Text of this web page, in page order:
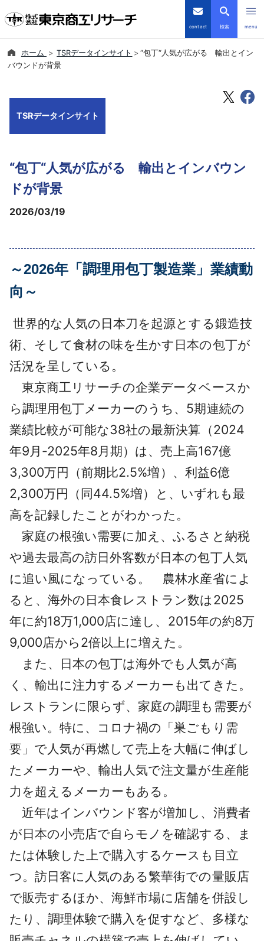
contact 検索 menu
導入事例
採用情報
English
ホーム TSRデータインサイト
“包丁“人気が広がる 輸出とイン
バウンドが背景
TSRデータインサイト
“包丁“人気が広がる 輸出とインバウン
ドが背景
2026/03/19
～2026年「調理用包丁製造業」業績動
向～
世界的な人気の日本刀を起源とする鍛造技
術、そして食材の味を生かす日本の包丁が
活況を呈している。
東京商工リサーチの企業データベースか
ら調理用包丁メーカーのうち、5期連続の
業績比較が可能な38社の最新決算（2024
年9月-2025年8月期）は、売上高167億
3,300万円（前期比2.5%増）、利益6億
2,300万円（同44.5%増）と、いずれも最
高を記録したことがわかった。
家庭の根強い需要に加え、ふるさと納税
や過去最高の訪日外客数が日本の包丁人気
に追い風になっている。 農林水産省によ
ると、海外の日本食レストラン数は2025
年に約18万1,000店に達し、2015年の約8万
9,000店から2倍以上に増えた。
また、日本の包丁は海外でも人気が高
く、輸出に注力するメーカーも出てきた。
レストランに限らず、家庭の調理も需要が
根強い。特に、コロナ禍の「巣ごもり需
要」で人気が再燃して売上を大幅に伸ばし
たメーカーや、輸出人気で注文量が生産能
力を超えるメーカーもある。
近年はインバウンド客が増加し、消費者
が日本の小売店で自らモノを確認する、ま
たは体験した上で購入するケースも目立
つ。訪日客に人気のある繁華街での量販店
で販売するほか、海鮮市場に店舗を併設し
たり、調理体験で購入を促すなど、多様な